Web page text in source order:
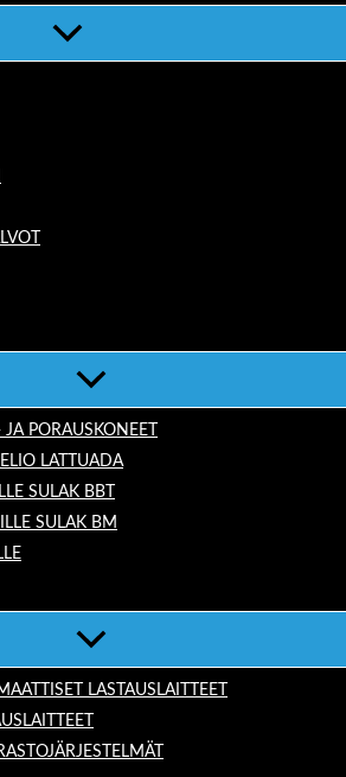
PORAUSKONEET
LATTUADA
SULAK BBT
SULAK BM
LASTAUSLAITTEET